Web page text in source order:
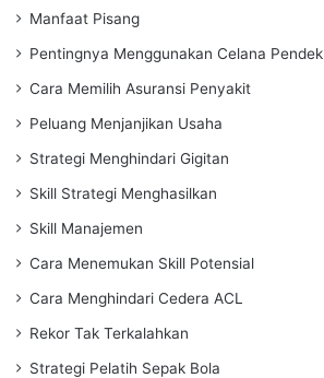
Manfaat Pisang
Pentingnya Menggunakan Celana Pendek
Cara Memilih Asuransi Penyakit
Peluang Menjanjikan Usaha
Strategi Menghindari Gigitan
Skill Strategi Menghasilkan
Skill Manajemen
Cara Menemukan Skill Potensial
Cara Menghindari Cedera ACL
Rekor Tak Terkalahkan
Strategi Pelatih Sepak Bola